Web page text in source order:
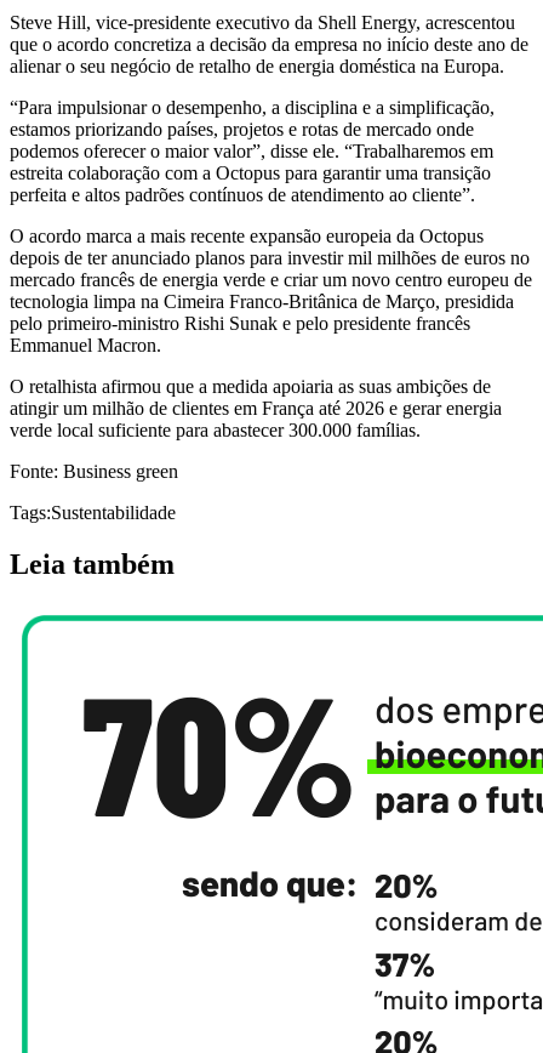
Steve Hill, vice-presidente executivo da Shell Energy, acrescentou
que o acordo concretiza a decisão da empresa no início deste ano de
alienar o seu negócio de retalho de energia doméstica na Europa.
“Para impulsionar o desempenho, a disciplina e a simplificação,
estamos priorizando países, projetos e rotas de mercado onde
podemos oferecer o maior valor”, disse ele. “Trabalharemos em
estreita colaboração com a Octopus para garantir uma transição
perfeita e altos padrões contínuos de atendimento ao cliente”.
O acordo marca a mais recente expansão europeia da Octopus
depois de ter anunciado planos para investir mil milhões de euros no
mercado francês de energia verde e criar um novo centro europeu de
tecnologia limpa na Cimeira Franco-Britânica de Março, presidida
pelo primeiro-ministro Rishi Sunak e pelo presidente francês
Emmanuel Macron.
O retalhista afirmou que a medida apoiaria as suas ambições de
atingir um milhão de clientes em França até 2026 e gerar energia
verde local suficiente para abastecer 300.000 famílias.
Fonte: Business green
Tags:Sustentabilidade
Leia também